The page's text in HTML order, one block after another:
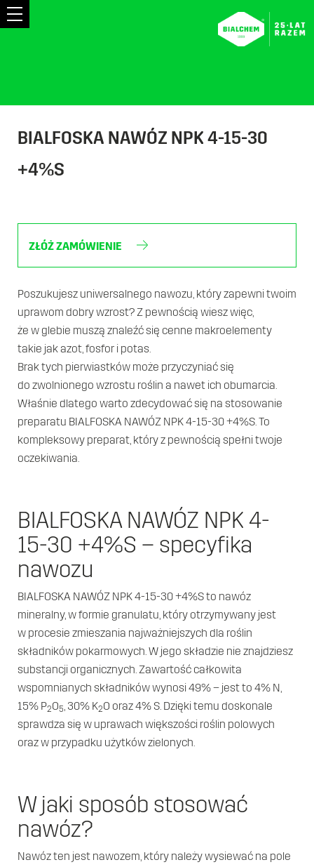
Węgiel
Nawozy
Strefa
firmie
Terminal
Przetargi
i oferty
Kontakt
BIALFOSKA NAWÓZ NPK 4-15-30
+4%S
ZŁÓŻ ZAMÓWIENIE
Pobierz i wydrukuj
Wypełnij
Zeskanuj i wyślij
Poszukujesz uniwersalnego nawozu, który zapewni twoim
uprawom dobry wzrost? Z pewnością wiesz więc,
że w glebie muszą znaleźć się cenne makroelementy
takie jak azot, fosfor i potas.
Brak tych pierwiastków może przyczyniać się
do zwolnionego wzrostu roślin a nawet ich obumarcia.
Właśnie dlatego warto zdecydować się na stosowanie
preparatu BIALFOSKA NAWÓZ NPK 4-15-30 +4%S. To
kompleksowy preparat, który z pewnością spełni twoje
oczekiwania.
BIALFOSKA NAWÓZ NPK 4-
15-30 +4%S – specyfika
nawozu
BIALFOSKA NAWÓZ NPK 4-15-30 +4%S to nawóz
mineralny, w formie granulatu, który otrzymywany jest
w procesie zmieszania najważniejszych dla roślin
składników pokarmowych. W jego składzie nie znajdziesz
substancji organicznych. Zawartość całkowita
wspomnianych składników wynosi 49% – jest to 4% N,
15% P2O5, 30% K2O oraz 4% S. Dzięki temu doskonale
sprawdza się w uprawach większości roślin polowych
oraz w przypadku użytków zielonych.
W jaki sposób stosować
nawóz?
Nawóz ten jest nawozem, który należy wysiewać na pole